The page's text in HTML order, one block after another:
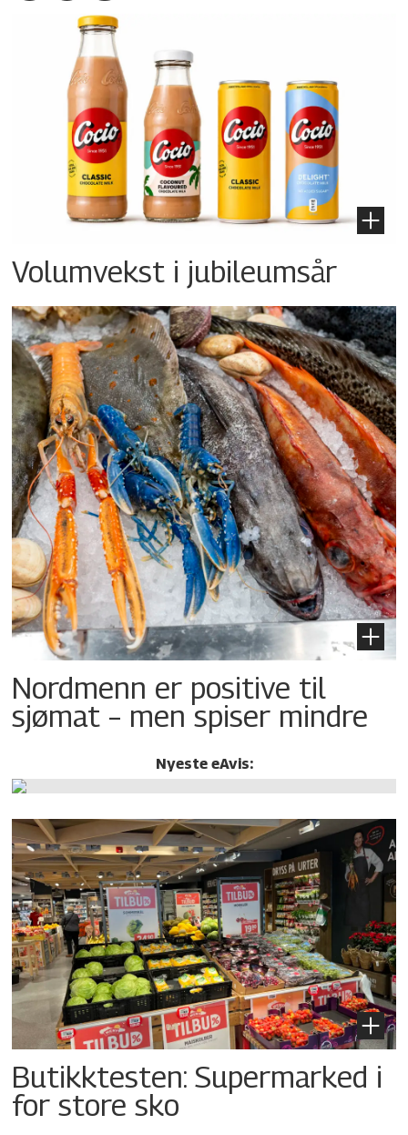
Volumvekst i jubileumsår
Nordmenn er positive til
sjømat – men spiser mindre
Nyeste eAvis:
Butikktesten: Supermarked i
for store sko